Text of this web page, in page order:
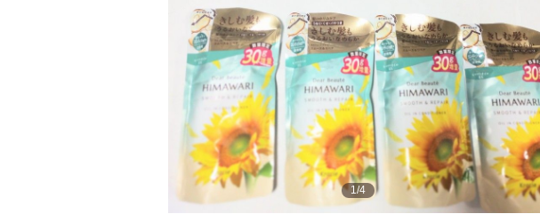
1/4